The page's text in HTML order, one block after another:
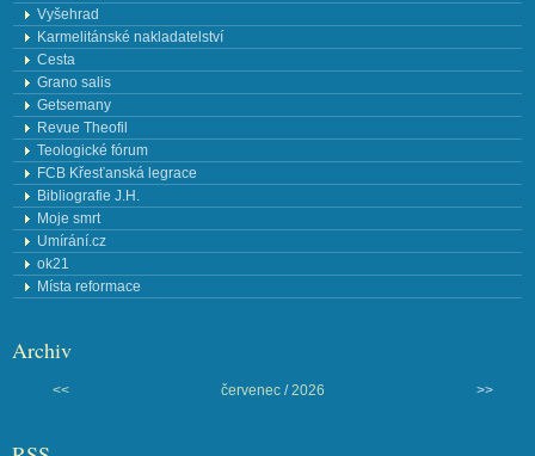
Vyšehrad
Karmelitánské nakladatelství
Cesta
Grano salis
Getsemany
Revue Theofil
Teologické fórum
FCB Křesťanská legrace
Bibliografie J.H.
Moje smrt
Umírání.cz
ok21
Místa reformace
Archiv
<< červenec/2026 >>